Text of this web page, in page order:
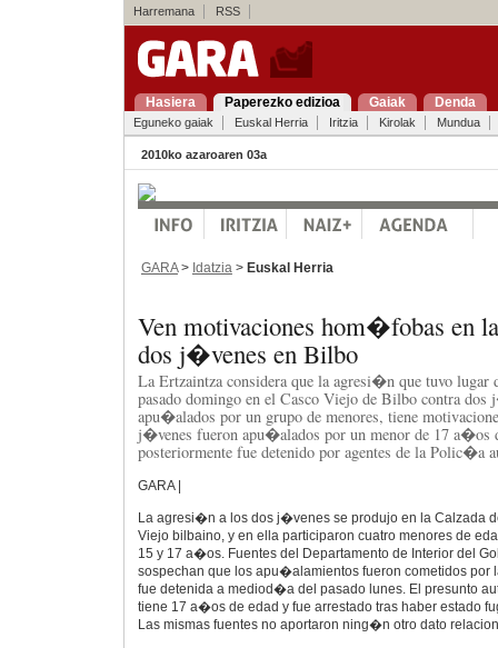
Harremana RSS
Hasiera Paperezko edizioa Gaiak Denda
Eguneko gaiak Euskal Herria Iritzia Kirolak Mundua
2010ko azaroaren 03a
GARA> Idatzia > Euskal Herria
Ven motivaciones hom�fobas en
dos j�venes en Bilbo
La Ertzaintza considera que la agresi�n que tuvo lugar
pasado domingo en el Casco Viejo de Bilbo contra dos
apu�alados por un grupo de menores, tiene
j�venes fueron apu�alados por un menor de 17 a�os
posteriormente fue detenido por agentes de la Polic�a
GARA |
La agresi�n a los dos j�venes se produjo en la Calzada
Viejo bilbaino, y en ella participaron cuatro menores de
15 y 17 a�os. Fuentes del Departamento de Interior del
sospechan que los apu�alamientos fueron cometidos por
fue detenida a mediod�a del pasado lunes. El presunto
tiene 17 a�os de edad y fue arrestado tras haber estado
Las mismas fuentes no aportaron ning�n otro dato